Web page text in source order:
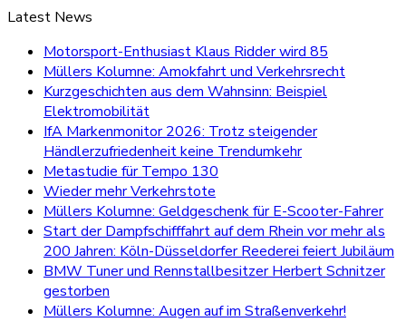
Latest News
Motorsport-Enthusiast Klaus Ridder wird 85
Müllers Kolumne: Amokfahrt und Verkehrsrecht
Kurzgeschichten aus dem Wahnsinn: Beispiel
Elektromobilität
IfA Markenmonitor 2026: Trotz steigender
Händlerzufriedenheit keine Trendumkehr
Metastudie für Tempo 130
Wieder mehr Verkehrstote
Müllers Kolumne: Geldgeschenk für E-Scooter-Fahrer
Start der Dampfschifffahrt auf dem Rhein vor mehr als
200 Jahren: Köln-Düsseldorfer Reederei feiert Jubiläum
BMW Tuner und Rennstallbesitzer Herbert Schnitzer
gestorben
Müllers Kolumne: Augen auf im Straßenverkehr!